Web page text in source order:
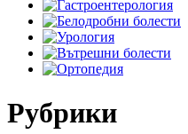
Рубрики